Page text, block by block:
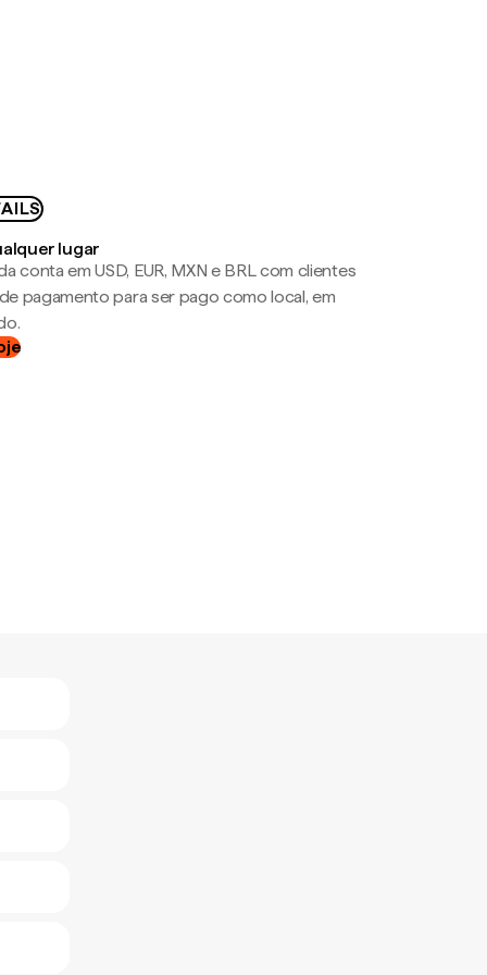
lugar
conta em USD, EUR, MXN e BRL com clientes
pagamento para ser pago como local, em